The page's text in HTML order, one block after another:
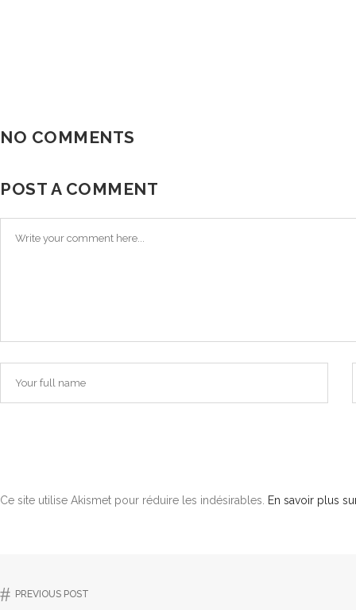
NO COMMENTS
POST A COMMENT
Ce site utilise Akismet pour réduire les indésirables. En savoir plus
PREVIOUS POST